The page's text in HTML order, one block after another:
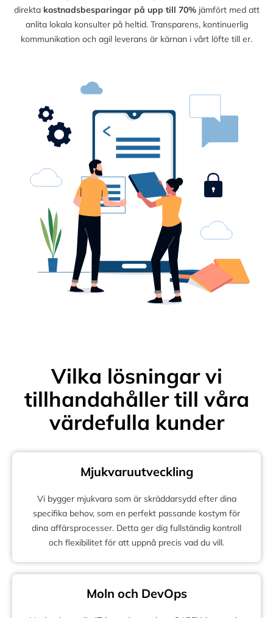
direkta kostnadsbesparingar på upp till 70%jämfört med att
anlita lokala konsulter på heltid. Transparens, kontinuerlig
kommunikation och agil leverans är kärnan i vårt löfte till er.
Vilka lösningar vi
tillhandahåller till våra
värdefulla kunder
Mjukvaruutveckling
Vi bygger mjukvara som är skräddarsydd efter dina
specifika behov, som en perfekt passande kostym för
dina affärsprocesser. Detta ger dig fullständig kontroll
och flexibilitet för att uppnå precis vad du vill.
Moln och DevOps